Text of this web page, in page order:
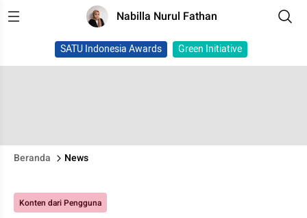
Nabilla Nurul Fathan
SATU Indonesia Awards Green Initiative
Beranda News
Konten dari Pengguna